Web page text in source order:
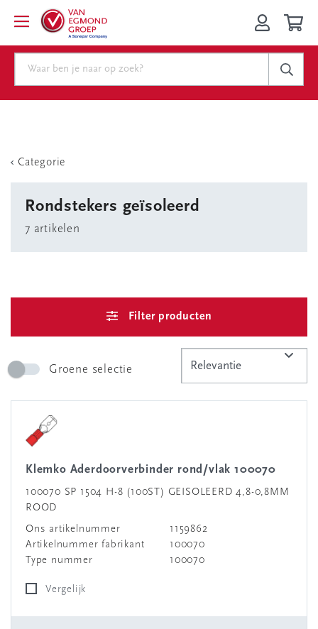
Categorie
Rondstekers geïsoleerd
7 artikelen
Filter producten
Groene selectie
Klemko Aderdoorverbinder rond/vlak 100070
100070 SP 1504 H-8 (100ST) GEISOLEERD 4,8-0,8MM
ROOD
Ons artikelnummer
1159862
Artikelnummer fabrikant
100070
Type nummer
100070
Vergelijk